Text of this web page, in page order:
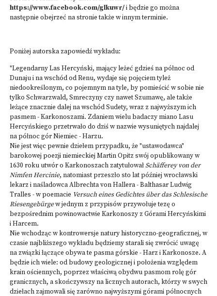
https://www.facebook.com/glkuwr/i będzie go można
następnie obejrzeć na stronie także w innym terminie.
Poniżej autorska zapowiedź wykładu:
"Legendarny Las Hercyński, mający leżeć gdzieś na północ od
Dunaju i na wschód od Renu, wydaje się pojęciem tyleż
niedookreślonym, co pojemnym na tyle, by pomieścić w sobie nie
tylko Schwarzwald, Smreczyny czy nawet Szumawę, ale także
leżące znacznie dalej na wschód Sudety, wraz z najwyższym ich
pasmem - Karkonoszami. Zdaniem wielu badaczy miano Lasu
Hercyńskiego przetrwało do dziś w nazwie wysuniętych najdalej
na północ gór Niemiec - Harzu.
Nie jest więc pewnie dziełem przypadku, że "ustawodawca"
barokowej poezji niemieckiej Martin Opitz swój opublikowany w
1630 roku utwór o Karkonoszach zatytułowałSchäfferey von der
Nimfen Hercinie, natomiast przeszło sto lat później wrocławski
lekarz i naśladowca Albrechta von Hallera - Balthasar Ludwig
Tralles - w poemacie Versuch eines Gedichtes über das Schlesische
Riesengebürgew jednym z przypisów przywołuje tezę o
bezpośrednim powinowactwie Karkonoszy z Górami Hercyńskimi
i Harcem.
Nie wchodząc w kontrowersje natury historyczno-geograficznej, w
czasie najbliższego wykładu będziemy starali się zwrócić uwagę
na związki łączące obywa te pasma górskie - Harz i Karkonosze. A
będzie ich wiele: od budowy geologicznej i położenia względem
krain ościennych, poprzez właściwą obydwu pasmom rolę gór
granicznych, a skończywszy na licznych autorach, którzy w swych
dziełach zajmowali się zarówno najwyższymi górami północnych